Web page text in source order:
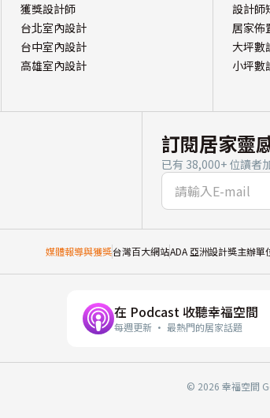
獲獎設計師
台北室內設計
台中室內設計
高雄室內設計
設計師
居家佈
大坪數
小坪數
訂閱居家靈
已有 38,000+ 位讀者
媒體報導與獲獎台灣百大網站ADA 亞洲設計獎主辦單
在 Podcast 收聽幸福空間
每週更新 · 最熱門的居家話題
© 2026 幸福空間